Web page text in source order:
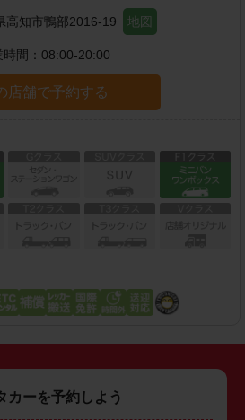
高知市鴨部2016-19 地図
間： 08:00-20:00
店舗で予約する
カーを予約しよう